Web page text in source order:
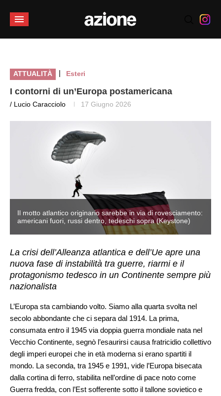
ATTUALITÀ | Esteri
I contorni di un’Europa postamericana
/ Lucio Caracciolo 17 Giugno 2026
Il motto atlantico originario sarebbe in via di rovesciamento:
americani fuori, russi dentro, tedeschi sopra (Keystone)
La crisi dell’Alleanza atlantica e dell’Ue apre una
nuova fase di instabilità tra guerre, riarmi e il
protagonismo tedesco in un Continente sempre più
nazionalista
L’Europa sta cambiando volto. Siamo alla quarta svolta nel
secolo abbondante che ci separa dal 1914. La prima,
consumata entro il 1945 via doppia guerra mondiale nata nel
Vecchio Continente, segnò l’esaurirsi causa fratricidio collettivo
degli imperi europei che in età moderna si erano spartiti il
mondo. La seconda, tra 1945 e 1991, vide l’Europa bisecata
dalla cortina di ferro, stabilita nell’ordine di pace noto come
Guerra fredda, con l’Est sofferente sotto il tallone sovietico e